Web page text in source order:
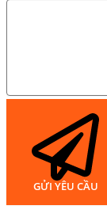
GỬI YÊU CẦU